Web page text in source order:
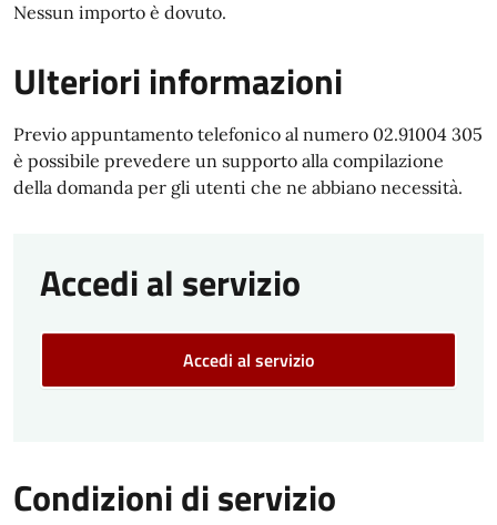
Nessun importo è dovuto.
Ulteriori informazioni
Previo appuntamento telefonico al numero 02.91004 305
è possibile prevedere un supporto alla compilazione
della domanda per gli utenti che ne abbiano necessità.
Accedi al servizio
Accedi al servizio
Condizioni di servizio